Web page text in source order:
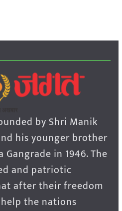
by Shri Manik
his younger brother
Gangrade in 1946. The
and patriotic
after their freedom
the nations